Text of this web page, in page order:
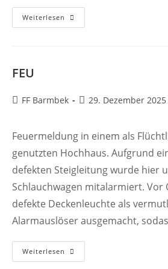
Weiterlesen
FEU
Beitrags-
FF Barmbek
Beitrag
29. Dezember 2025
Feuermeldung in einem als
genutzten Hochhaus. Aufgrund
defekten Steigleitung wurde hier
Schlauchwagen mitalarmiert. Vor
defekte Deckenleuchte als
Alarmauslöser ausgemacht,
Weiterlesen